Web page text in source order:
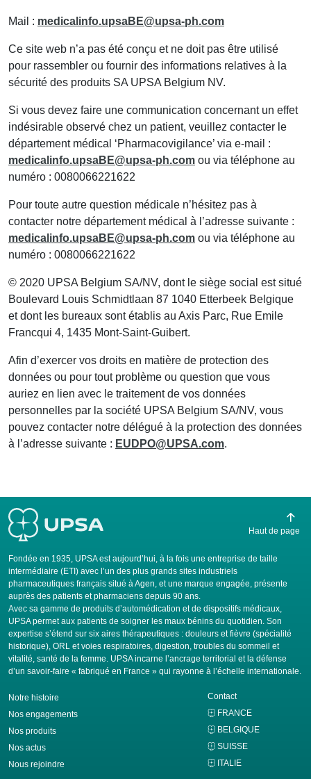
Mail : medicalinfo.upsaBE@upsa-ph.com
Ce site web n’a pas été conçu et ne doit pas être utilisé
pour rassembler ou fournir des informations relatives à la
sécurité des produits SA UPSA Belgium NV.
Si vous devez faire une communication concernant un effet
indésirable observé chez un patient, veuillez contacter le
département médical ‘Pharmacovigilance’ via e-mail :
medicalinfo.upsaBE@upsa-ph.com ou via téléphone au
numéro : 0080066221622
Pour toute autre question médicale n’hésitez pas à
contacter notre département médical à l’adresse suivante :
medicalinfo.upsaBE@upsa-ph.com ou via téléphone au
numéro : 0080066221622
© 2020 UPSA Belgium SA/NV, dont le siège social est situé
Boulevard Louis Schmidtlaan 87 1040 Etterbeek Belgique
et dont les bureaux sont établis au Axis Parc, Rue Emile
Francqui 4, 1435 Mont-Saint-Guibert.
Afin d’exercer vos droits en matière de protection des
données ou pour tout problème ou question que vous
auriez en lien avec le traitement de vos données
personnelles par la société UPSA Belgium SA/NV, vous
pouvez contacter notre délégué à la protection des données
à l’adresse suivante : EUDPO@UPSA.com.
Fondée en 1935, UPSA est aujourd’hui, à la fois une entreprise de taille
intermédiaire (ETI) avec l’un des plus grands sites industriels
pharmaceutiques français situé à Agen, et une marque engagée, présente
auprès des patients et pharmaciens depuis 90 ans.
Avec sa gamme de produits d’automédication et de dispositifs médicaux,
UPSA permet aux patients de soigner les maux bénins du quotidien. Son
expertise s’étend sur six aires thérapeutiques : douleurs et fièvre (spécialité
historique), ORL et voies respiratoires, digestion, troubles du sommeil et
vitalité, santé de la femme. UPSA incarne l’ancrage territorial et la défense
d’un savoir-faire « fabriqué en France » qui rayonne à l’échelle internationale.
Notre histoire
Nos engagements
Nos produits
Nos actus
Nous rejoindre
Contact
FRANCE
BELGIQUE
SUISSE
ITALIE
Haut de page